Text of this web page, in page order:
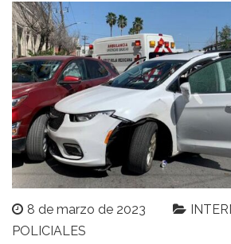
8 de marzo de 2023
POLICIALES